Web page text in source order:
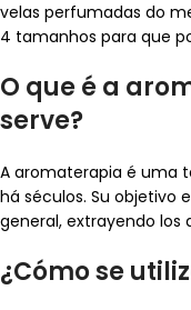
velas perfumadas do
4 tamanhos para que
O que é a
serve?
A aromaterapia é uma
há séculos. Su objetivo
general, extrayendo los
¿Cómo se